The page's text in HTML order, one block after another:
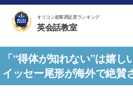
オリコン顧客満足度ランキング
英会話教室
「“得体が知れない”は嬉
イッセー尾形が海外で絶賛